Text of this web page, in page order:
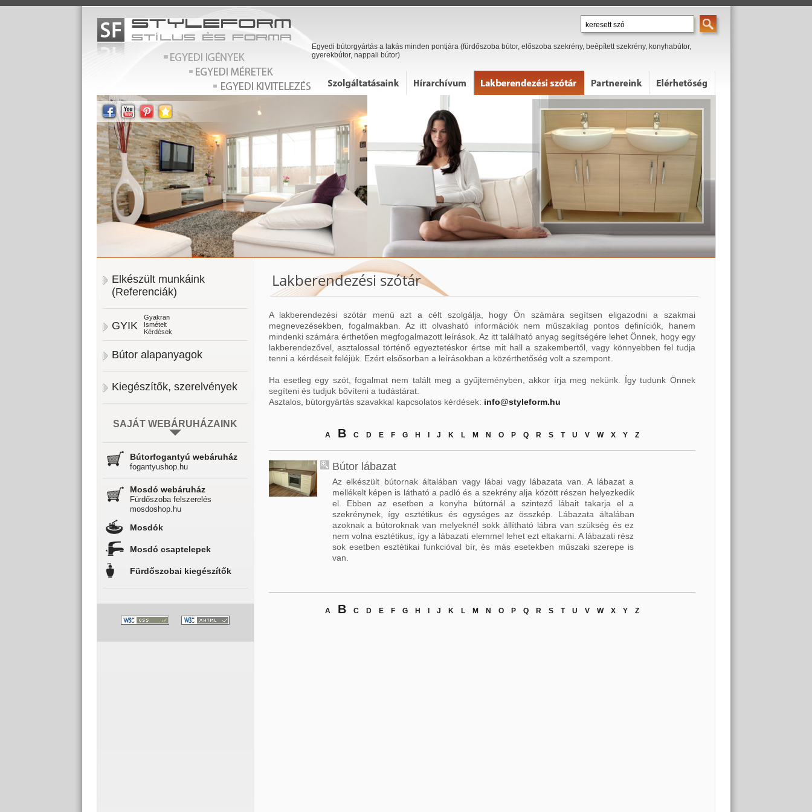
Egyedi bútorgyártás a lakás minden pontjára (fürdőszoba bútor, előszoba szekrény, beépített szekrény, konyhabútor,
gyerekbútor, nappali bútor)
Elkészült munkáink
(Referenciák)
GYIK
Gyakran
Ismételt
Kérdések
Bútor alapanyagok
Kiegészítők, szerelvények
SAJÁT WEBÁRUHÁZAINK
Bútorfogantyú webáruház
fogantyushop.hu
Mosdó webáruház
Fürdőszoba felszerelés
mosdoshop.hu
Mosdók
Mosdó csaptelepek
Fürdőszobai kiegészítők
Lakberendezési szótár
A lakberendezési szótár menü azt a célt szolgálja, hogy Ön számára segítsen eligazodni a szakmai
megnevezésekben, fogalmakban. Az itt olvasható információk nem műszakilag pontos definíciók, hanem
mindenki számára érthetően megfogalmazott leírások. Az itt található anyag segítségére lehet Önnek, hogy egy
lakberendezővel, asztalossal történő egyeztetéskor értse mit hall a szakembertől, vagy könnyebben fel tudja
tenni a kérdéseit feléjük. Ezért elsősorban a leírásokban a közérthetőség volt a szempont.
Ha esetleg egy szót, fogalmat nem talált meg a gyűjteményben, akkor írja meg nekünk. Így tudunk Önnek
segíteni és tudjuk bővíteni a tudástárat.
Asztalos, bútorgyártás szavakkal kapcsolatos kérdések: info@styleform.hu
A B C D E F G H J K L M N O P Q R S T U V W X Y Z
Bútor lábazat
Az elkészült bútornak általában vagy lábai vagy lábazata van. A lábazat a
mellékelt képen is látható a padló és a szekrény alja között részen helyezkedik
el. Ebben az esetben a konyha bútornál a szintező lábait takarja el a
szekrénynek, így esztétikus és egységes az összkép. Lábazata általában
azoknak a bútoroknak van melyeknél sokk állítható lábra van szükség és ez
nem volna esztétikus, így a lábazati elemmel lehet ezt eltakarni. A lábazati rész
sok esetben esztétikai funkcióval bír, és más esetekben műszaki szerepe is
van.
A B C D E F G H J K L M N O P Q R S T U V W X Y Z